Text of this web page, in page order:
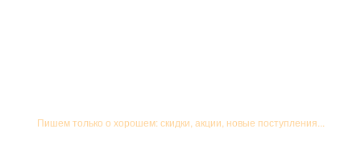
Пишем только о хорошем: скидки, акции, новые поступления...